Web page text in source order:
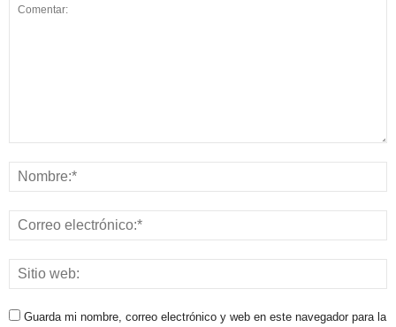
Guarda mi nombre, correo electrónico y web en este navegador para la